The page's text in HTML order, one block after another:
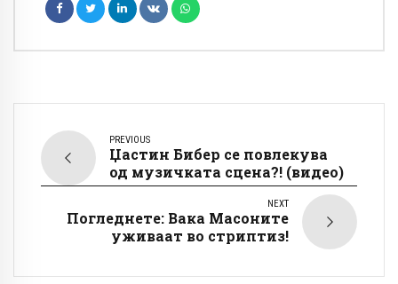
PREVIOUS
Џастин Бибер се повлекува
од музичката сцена?! (видео)
NEXT
Погледнете: Вака Масоните
уживаат во стриптиз!